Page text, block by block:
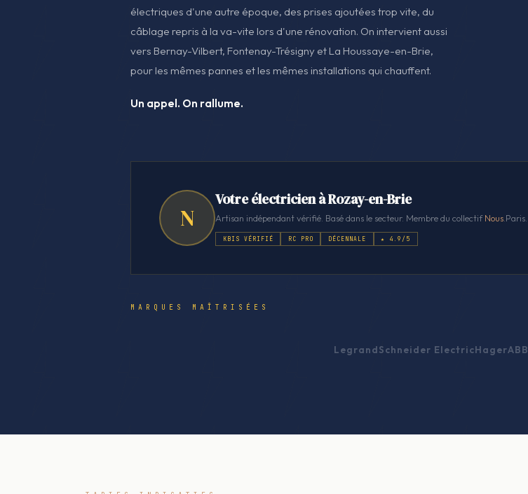
électriques d'une autre époque, des prises ajoutées trop vite, du
câblage repris à la va-vite lors d'une rénovation. On intervient aussi
vers Bernay-Vilbert, Fontenay-Trésigny et La Houssaye-en-Brie,
pour les mêmes pannes et les mêmes installations qui chauffent.
Un appel. On rallume.
N
Votre électricien à Rozay-en-Brie
Artisan indépendant vérifié. Basé dans le secteur. Membre du collectifNous.Paris.
KBIS VÉRIFIÉ RC PRO DÉCENNALE ★ 4.9/5
MARQUES MAÎTRISÉES
LegrandSchneider ElectricHagerABB